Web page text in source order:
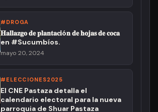
#DROGA
𝐇𝐚𝐥𝐥𝐚𝐳𝐠𝐨 𝐝𝐞 𝐩𝐥𝐚𝐧𝐭𝐚𝐜𝐢ó𝐧 𝐝𝐞 𝐡𝐨𝐣𝐚𝐬 𝐝𝐞 𝐜𝐨𝐜𝐚
en #Sucumbíos.
mayo 20, 2024
#ELECCIONES2025
El CNE Pastaza detalla el
calendario electoral para la nueva
parroquia de Shuar Pastaza